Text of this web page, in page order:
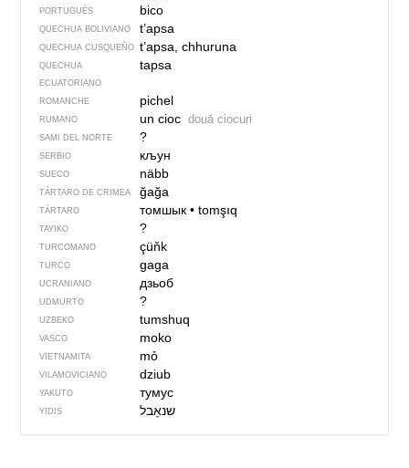
PORTUGUÉS bico
QUECHUA BOLIVIANO t’apsa
QUECHUA CUSQUEÑO t’apsa, chhuruna
QUECHUA
ECUATORIANO
tapsa
ROMANCHE pichel
RUMANO un cioc două ciocuri
SAMI DEL NORTE ?
SERBIO кљун
SUECO näbb
TÁRTARO DE CRIMEA ğağa
TÁRTARO томшык• tomşıq
TAYIKO ?
TURCOMANO çüňk
TURCO gaga
UCRANIANO дзьоб
UDMURTO ?
UZBEKO tumshuq
VASCO moko
VIETNAMITA mỏ
VILAMOVICIANO dziub
YAKUTO тумус
YIDIS שנאָבל